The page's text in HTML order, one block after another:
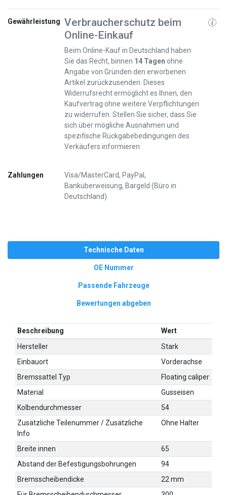
Gewährleistung Verbraucherschutz beim
Online-Einkauf
Beim Online-Kauf in Deutschland haben
Sie das Recht, binnen 14 Tagen ohne
Angabe von Gründen den erworbenen
Artikel zurückzusenden. Dieses
Widerrufsrecht ermöglicht es Ihnen, den
Kaufvertrag ohne weitere Verpflichtungen
zu widerrufen. Stellen Sie sicher, dass Sie
sich über mögliche Ausnahmen und
spezifische Rückgabebedingungen des
Verkäufers informieren.
Zahlungen
Visa/MasterCard, PayPal,
Banküberweisung, Bargeld (Büro in
Deutschland)
Technische Daten
OE Nummer
Passende Fahrzeuge
Bewertungen abgeben
Beschreibung
Wert
Hersteller
Stark
Einbauort
Vorderachse
Bremssattel Typ
Floating caliper
Material
Gusseisen
Kolbendurchmesser
54
Zusätzliche Teilenummer / Zusätzliche
Info
Ohne Halter
Breite innen
65
Abstand der Befestigungsbohrungen
94
Bremsscheibendicke
22 mm